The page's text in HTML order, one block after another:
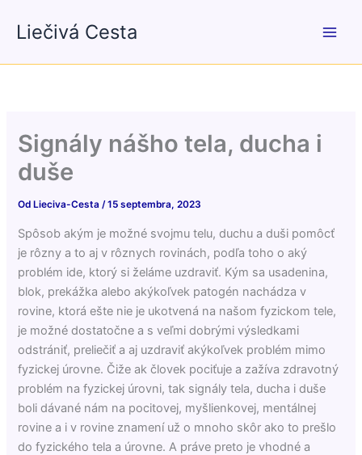
Liečivá Cesta
Signály nášho tela, ducha i
duše
Od Lieciva-Cesta/15 septembra, 2023
Spôsob akým je možné svojmu telu, duchu a duši pomôcť
je rôzny a to aj v rôznych rovinách, podľa toho o aký
problém ide, ktorý si želáme uzdraviť. Kým sa usadenina,
blok, prekážka alebo akýkoľvek patogén nachádza v
rovine, ktorá ešte nie je ukotvená na našom fyzickom tele,
je možné dostatočne a s veľmi dobrými výsledkami
odstrániť, preliečiť a aj uzdraviť akýkoľvek problém mimo
fyzickej úrovne. Čiže ak človek pociťuje a zažíva zdravotný
problém na fyzickej úrovni, tak signálytela, ducha i duše
boli dávané nám na pocitovej, myšlienkovej, mentálnej
rovine a i v rovine znamení už o mnoho skôr ako to prešlo
do fyzického tela a úrovne. A práve preto je vhodné a